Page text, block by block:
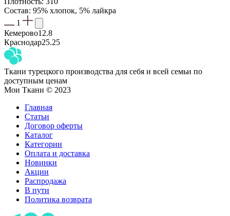
Состав: 95% хлопок, 5% лайкра
1
Кемерово12.8
Краснодар25.25
Ткани турецкого производства для себя и всей семьи по
доступным ценам
Мои Ткани © 2023
Главная
Статьи
Договор оферты
Каталог
Категории
Оплата и доставка
Новинки
Акции
Распродажа
В пути
Политика возврата